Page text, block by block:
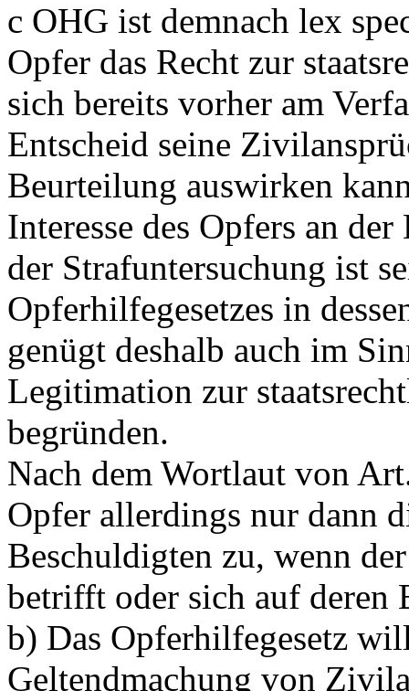
c OHG ist demnach lex
Opfer das Recht zur
sich bereits vorher am
Entscheid seine
Beurteilung auswirken
Interesse des Opfers an
der Strafuntersuchung ist
Opferhilfegesetzes in
genügt deshalb auch im
Legitimation zur
begründen.
Nach dem Wortlaut von
Opfer allerdings nur dann
Beschuldigten zu, wenn
betrifft oder sich auf deren
b) Das Opferhilfegesetz
Geltendmachung von